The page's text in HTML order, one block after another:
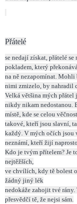
Přátelé
se nedají získat, přátelé se
pokladem, který
na ně nezapomínat. Mohli
nimi zmizelo, by nahradil
Velká většina mých přátel
nikdy nikam nedostanou.
místě, kde se celou
takové, kteří jsou slavní,
každý. V mých očích jsou
neznámí, kteří žijí
Kdo je tvým přítelem? Je
nejtěžších,
ve chvílích, kdy tě bolest
žádný jiný lék
nedokáže zahojit tvé rány.
přesvědčí tě, že nejsi sám.